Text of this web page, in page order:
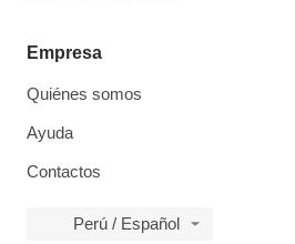
Empresa
Quiénes somos
Ayuda
Contactos
Perú / Español